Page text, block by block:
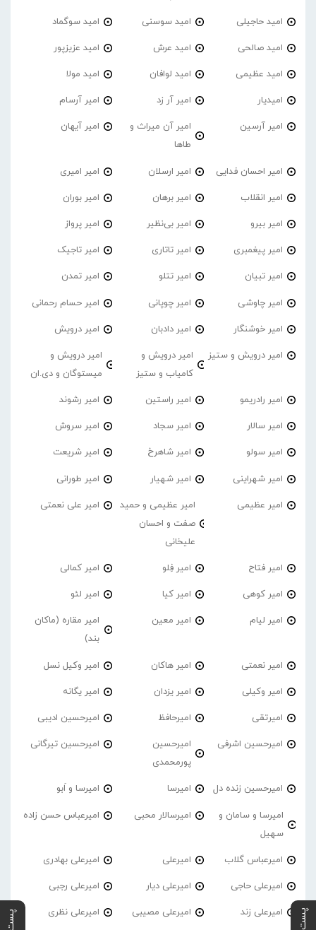
امید حاجیلی امید سوسنی امید سوگماد
امید صالحی امید عرش امید عزیزپور
امید عظیمی امید لوافان امید مولا
امیدیار امیر آر زد امیر آرسام
امیر آرسین
امیر آن میراث و
طاها
امیر آیهان
امیر احسان فدایی امیر ارسلان امیر امیری
امیر انقلاب امیر برهان امیر‌ بوران
امیر بیرو امیر بی‌نظیر امیر پرواز
امیر پیغمبری امیر تاتاری امیر تاجیک
امیر تبیان امیر تتلو امیر تمدن
امیر چاوشی امیر چوپانی امیر حسام رحمانی
امیر خوشنگار امیر دادبان امیر درویش
امیر درویش و ستیز
امیر درویش و
کامیاب و ستیز
امیر درویش و
میستوگان و دی.ان
امیر رادریمو امیر راستین امیر رشوند
امیر سالار امیر سجاد امیر سروش
امیر سولو امیر شاهرخ امیر شریعت
امیر شهراینی امیر شهیار امیر طورانی
امیر عظیمی
امیر عظیمی و حمید
صفت و احسان
علیخانی
امیر علی نعمتی
امیر فتاح امیر فِلو امیر کمالی
امیر کوهی امیر کیا امیر لئو
امیر لیام امیر معین
امیر مقاره (ماکان
بند)
امیر نعمتی امیر هاکان امیر وکیل نسل
امیر وکیلی امیر یزدان امیر یگانه
امیرتقی امیرحافظ امیرحسین ادیبی
امیرحسین اشرفی
امیرحسین
پورمحمدی
امیرحسین تیرگانی
امیرحسین زنده دل امیرسا امیرسا و اَبو
امیرسا و سامان و
سهیل
امیرسالار محبی امیرعباس حسن زاده
امیرعباس گلاب امیرعلی امیرعلی بهادری
امیرعلی حاجی امیرعلی دیار امیرعلی رجبی
امیرعلی زند امیرعلی مصیبی امیرعلی نظری